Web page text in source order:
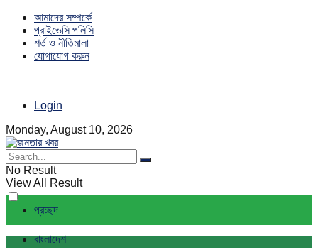
আমাদের সম্পর্কে
প্রাইভেসি পলিসি
শর্ত ও নীতিমালা
যোগাযোগ করুন
Login
Monday, August 10, 2026
No Result
View All Result
প্রচ্ছদ
বাংলাদেশ